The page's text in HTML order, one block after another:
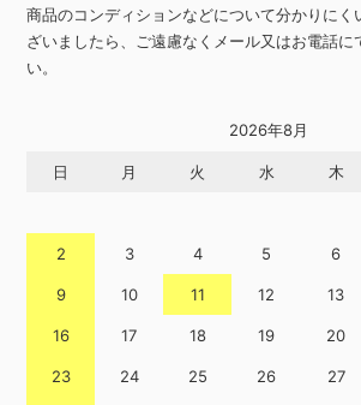
商品のコンディションなどについて分かりにく
ざいましたら、ご遠慮なくメール又はお電話に
い。
2026年8月
日 月 火 水 木
2 3 4 5 6
9 10 11 12 13
16 17 18 19 20
23 24 25 26 27